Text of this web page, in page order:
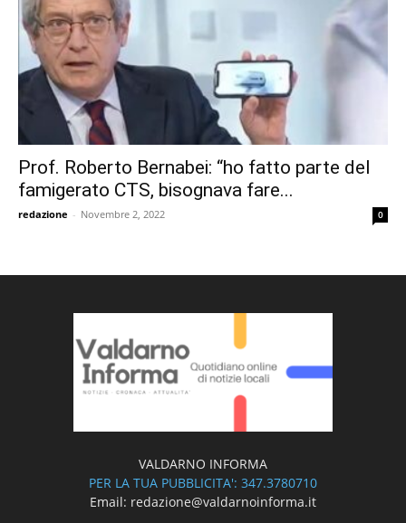
Prof. Roberto Bernabei: “ho fatto parte del
famigerato CTS, bisognava fare...
redazione - Novembre 2, 2022 0
VALDARNO INFORMA
PER LA TUA PUBBLICITA': 347.3780710
Email: redazione@valdarnoinforma.it